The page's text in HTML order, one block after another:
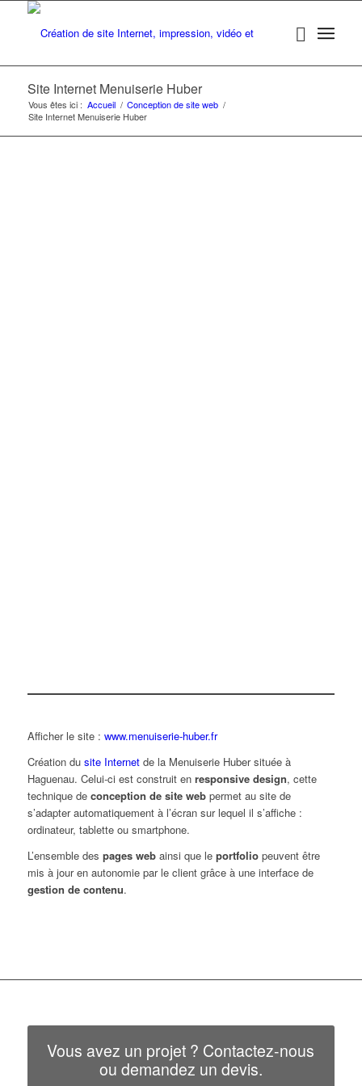
Site Internet Menuiserie Huber
Vous êtes ici : Accueil / Conception de site web /
Site Internet Menuiserie Huber
Afficher le site : www.menuiserie-huber.fr
Création du site Internetde la Menuiserie Huber située à
Haguenau. Celui-ci est construit en responsive design, cette
technique de conception de site webpermet au site de
s’adapter automatiquement à l’écran sur lequel il s’affiche :
ordinateur, tablette ou smartphone.
L’ensemble des pages webainsi que le portfolio peuvent être
mis à jour en autonomie par le client grâce à une interface de
gestion de contenu.
Vous avez un projet ? Contactez-nous
ou demandez un devis.